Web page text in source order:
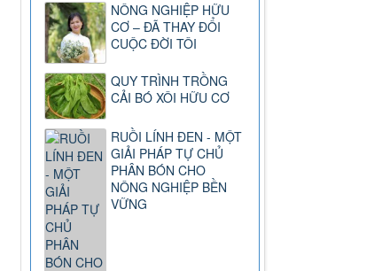
NÔNG NGHIỆP HỮU
CƠ – ĐÃ THAY ĐỔI
CUỘC ĐỜI TÔI
QUY TRÌNH TRỒNG
CẢI BÓ XÔI HỮU CƠ
RUỒI LÍNH ĐEN - MỘT
GIẢI PHÁP TỰ CHỦ
PHÂN BÓN CHO
NÔNG NGHIỆP BỀN
VỮNG